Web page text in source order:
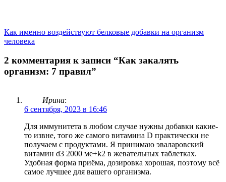
Как именно воздействуют белковые добавки на организм
человека
2 комментария к записи “Как закалять
организм: 7 правил”
Ирина:
6 сентября, 2023 в 16:46
Для иммунитета в любом случае нужны добавки какие-
то извне, того же самого витамина D практически не
получаем с продуктами. Я принимаю эваларовский
витамин d3 2000 ме+k2 в жевательных таблетках.
Удобная форма приёма, дозировка хорошая, поэтому всё
самое лучшее для вашего организма.